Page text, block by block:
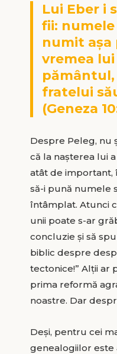
Lui Eber i
fii: numele
numit aşa
vremea
fratelui
(Geneza
Despre Peleg, nu
că la naşterea lui
atât de important,
să-i pună numele
întâmplat. Atunci
unii poate s-ar
concluzie şi să
biblic despre
tectonice!” Alţii ar
prima reformă
noastre. Dar
Deşi, pentru cei
genealogiilor este